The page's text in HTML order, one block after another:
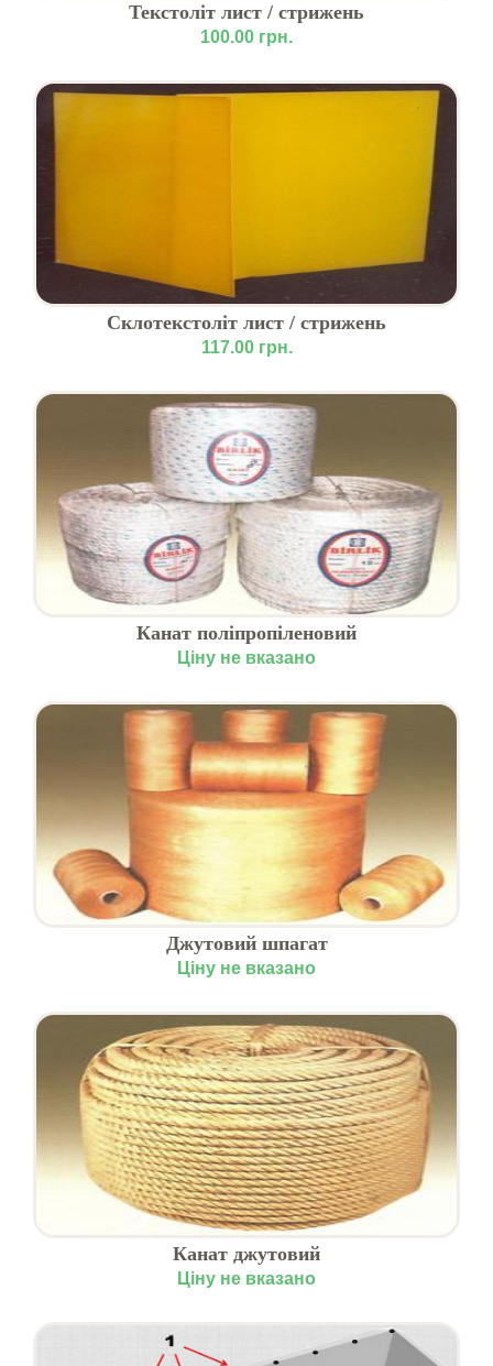
Текстоліт лист / стрижень
100.00 грн.
Склотекстоліт лист / стрижень
117.00 грн.
Канат поліпропіленовий
Ціну не вказано
Джутовий шпагат
Ціну не вказано
Канат джутовий
Ціну не вказано